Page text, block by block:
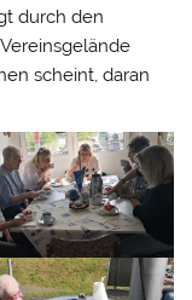
durch den
scheint, daran